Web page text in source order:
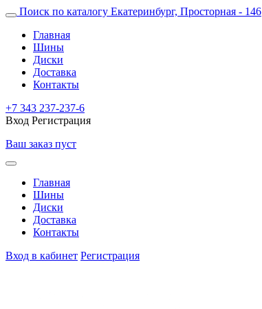
Поиск по каталогу Екатеринбург, Просторная - 146
Главная
Шины
Диски
Доставка
Контакты
+7 343 237-237-6
Вход Регистрация
Ваш заказ пуст
Главная
Шины
Диски
Доставка
Контакты
Вход в кабинет Регистрация